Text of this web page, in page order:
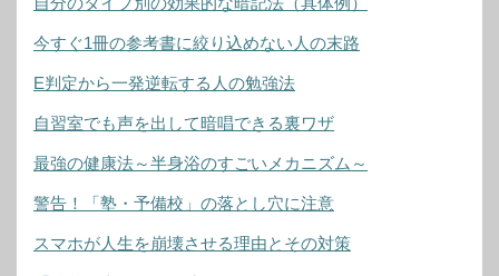
今すぐ1冊の参考書に絞り込めない人の末路
E判定から一発逆転する人の勉強法
自習室でも声を出して暗唱できる裏ワザ
最強の健康法～半身浴のすごいメカニズム～
警告！「塾・予備校」の落とし穴に注意
スマホが人生を崩壊させる理由とその対策